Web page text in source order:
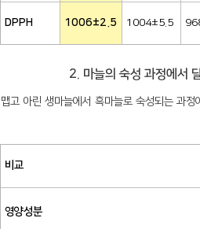
DPPH 1006±2.5 1004±5.5
2. 마늘의 숙성 과정에서
맵고 아린 생마늘에서 흑마늘로 숙성되는 과정
비교
영양성분